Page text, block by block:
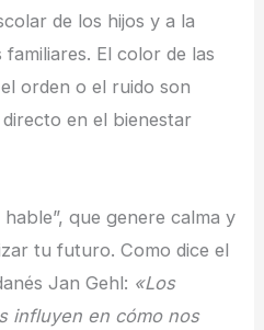
de los hijos y a la
El color de las
orden o el ruido son
en el bienestar
que genere calma y
tu futuro. Como dice el
Jan Gehl: «Los
influyen en cómo nos